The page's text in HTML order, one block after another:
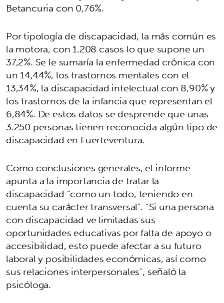
Betancuria con 0,76%.
Por tipología de discapacidad, la más común es
la motora, con 1.208 casos lo que supone un
37,2%. Se le sumaría la enfermedad crónica con
un 14,44%, los trastornos mentales con el
13,34%, la discapacidad intelectual con 8,90% y
los trastornos de la infancia que representan el
6,84%. De estos datos se desprende que unas
3.250 personas tienen reconocida algún tipo de
discapacidad en Fuerteventura.
Como conclusiones generales, el informe
apunta a la importancia de tratar la
discapacidad “como un todo, teniendo en
cuenta su carácter transversal”. “Si una persona
con discapacidad ve limitadas sus
oportunidades educativas por falta de apoyo o
accesibilidad, esto puede afectar a su futuro
laboral y posibilidades económicas, así como
sus relaciones interpersonales”, señaló la
psicóloga.